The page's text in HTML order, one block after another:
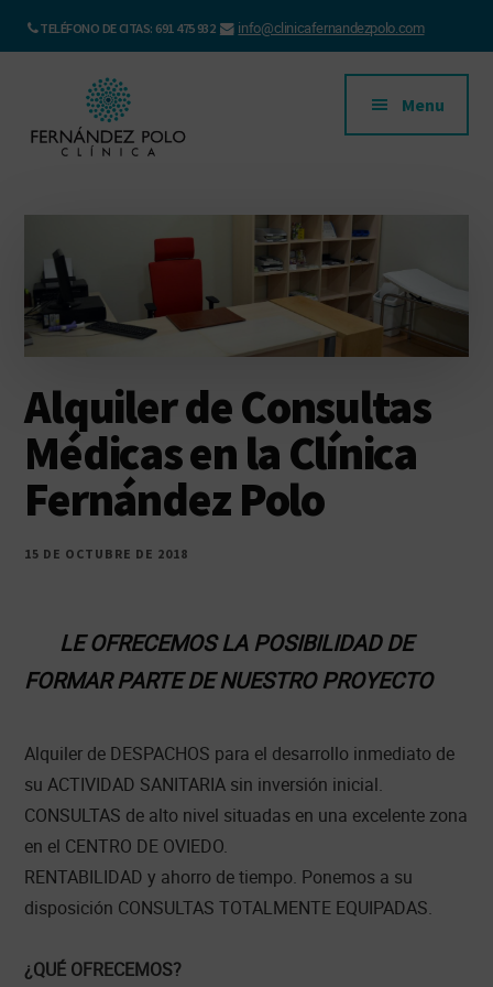
TELÉFONO DE CITAS: 691 475 932 info@clinicafernandezpolo.com
Additional
menu
Fernández
Polo
Pediátrica
Oviedo
Menu
Alquiler de Consultas
Médicas en la Clínica
Fernández Polo
15 DE OCTUBRE DE 2018
LE OFRECEMOS LA POSIBILIDAD DE
FORMAR PARTE DE NUESTRO PROYECTO
Alquiler de DESPACHOS para el desarrollo inmediato de
su ACTIVIDAD SANITARIA sin inversión inicial.
CONSULTAS de alto nivel situadas en una excelente zona
en el CENTRO DE OVIEDO.
RENTABILIDAD y ahorro de tiempo. Ponemos a su
disposición CONSULTAS TOTALMENTE EQUIPADAS.
¿QUÉ OFRECEMOS?